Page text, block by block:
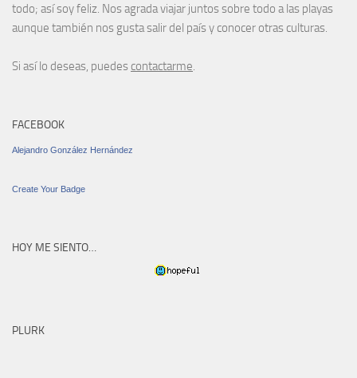
todo; así soy feliz. Nos agrada viajar juntos sobre todo a las playas
aunque también nos gusta salir del país y conocer otras culturas.
Si así lo deseas, puedes contactarme
FACEBOOK
Alejandro González Hernández
Create Your Badge
HOY ME SIENTO…
PLURK